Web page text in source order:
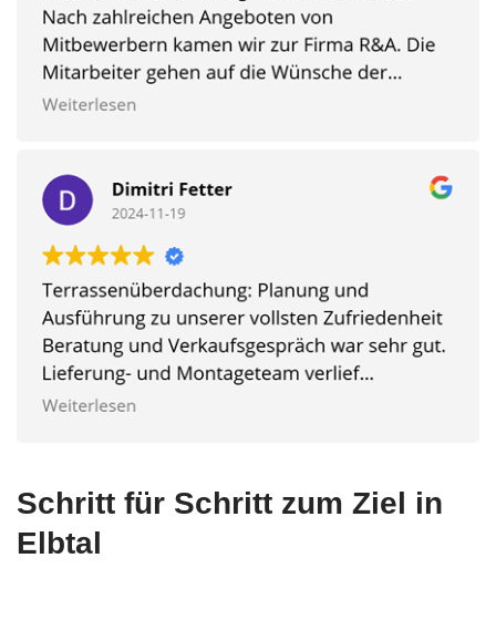
Schritt für Schritt zum Ziel in
Elbtal